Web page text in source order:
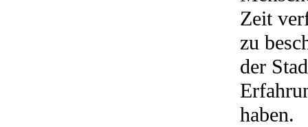
Zeit
zu
der
haben.